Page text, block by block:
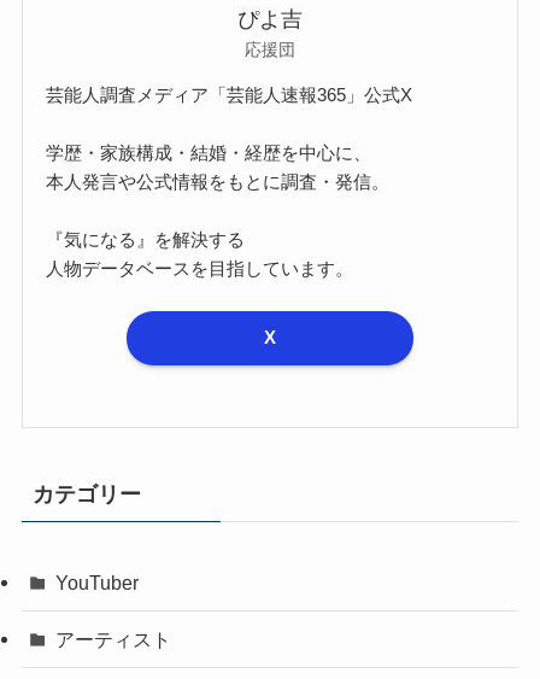
ぴよ吉
応援団
芸能人調査メディア「芸能人速報365」公式X
学歴・家族構成・結婚・経歴を中心に、
本人発言や公式情報をもとに調査・発信。
『気になる』を解決する
人物データベースを目指しています。
X
カテゴリー
YouTuber
アーティスト